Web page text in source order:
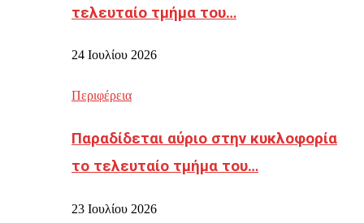
τελευταίο τμήμα του…
24 Ιουλίου 2026
Περιφέρεια
Παραδίδεται αύριο στην κυκλοφορία
το τελευταίο τμήμα του…
23 Ιουλίου 2026